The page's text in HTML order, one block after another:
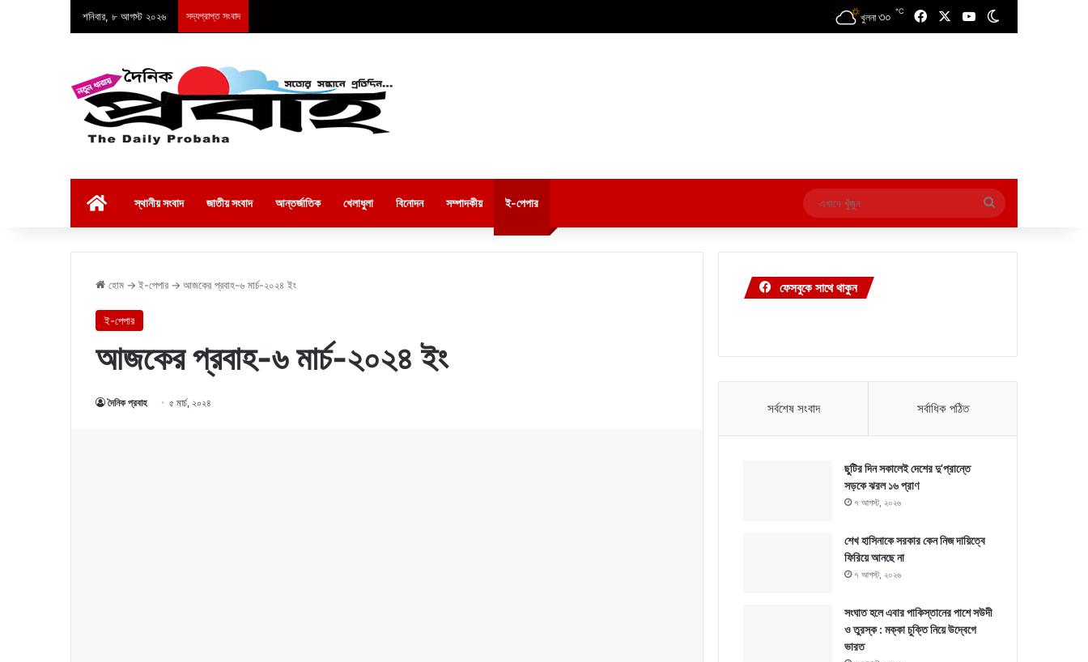
শনিবার, ৮ আগস্ট ২০২৬ সদ্যপ্রাপ্ত সংবাদ খুলনা ৩০ ℃ FacebookYouTube
স্থানীয় সংবাদ জাতীয় সংবাদ আন্তর্জাতিক খেলাধুলা বিনোদন সম্পাদকীয় ই-পেপার
এখানে
খুঁজুন
হোম → ই-পেপার → আজকের প্রবাহ-৬ মার্চ-২০২৪ ইং
ই-পেপার
আজকের প্রবাহ-৬ মার্চ-২০২৪ ইং
দৈনিক প্রবাহ ৫ মার্চ, ২০২৪
ফেসবুকে সাথে থাকুন
সর্বশেষ সংবাদ সর্বাধিক পঠিত
ছুটির দিন সকালেই দেশের দু’প্রান্তে
সড়কে ঝরল ১৬ প্রাণ
৭ আগস্ট, ২০২৬
শেখ হাসিনাকে সরকার কেন নিজ দায়িত্বে
ফিরিয়ে আনছে না
৭ আগস্ট, ২০২৬
সংঘাত হলে এবার পাকিস্তানের পাশে সউদী
ও তুরস্ক : মক্কা চুক্তি নিয়ে উদ্বেগে
ভারত